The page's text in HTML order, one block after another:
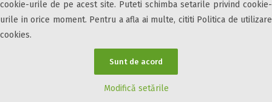
cookie-urile de pe acest site. Puteti schimba setarile privind cookie-
urile in orice moment. Pentru a afla ai multe, cititi Politica de utilizare
cookies.
Sunt de acord
Modifică setările
Accepta animale
Accepta voucher vacanta
Acces persoane cu dizabilități